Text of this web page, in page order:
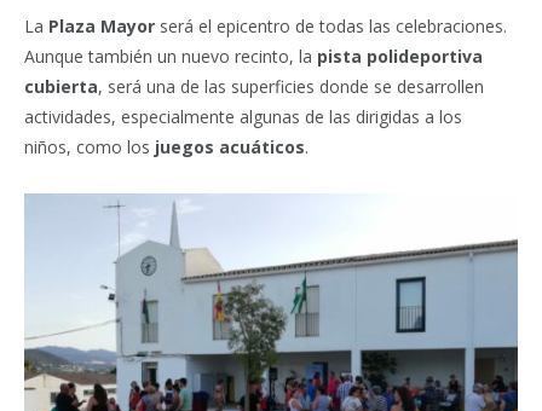
La Plaza Mayor será el epicentro de todas las celebraciones.
Aunque también un nuevo recinto, la pista polideportiva
cubierta, será una de las superficies donde se desarrollen
actividades, especialmente algunas de las dirigidas a los
niños, como los juegos acuáticos.